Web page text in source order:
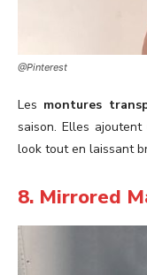
@Pinterest
Les montures
saison. Elles
look tout en laissant
8. Mirrored